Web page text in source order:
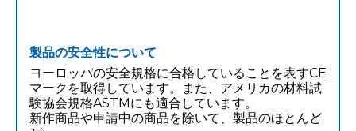
製品の安全性について
ヨーロッパの安全規格に合格していることを表すCE
マークを取得しています。また、アメリカの材料試
験協会規格ASTMにも適合しています。
新作商品や申請中の商品を除いて、製品のほとんど